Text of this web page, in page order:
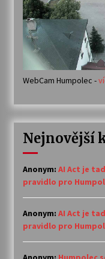
WebCam Humpolec -
Nejnovější
Anonym: AI Act je
pravidlo pro
Anonym: AI Act je
pravidlo pro